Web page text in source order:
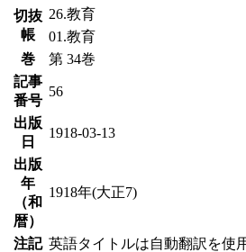
切抜
帳
26.教育
01.教育
巻
第 34巻
記事
番号
56
出版
日
1918-03-13
出版
年
（和
暦）
1918年(大正7)
注記 英語タイトルは自動翻訳を使